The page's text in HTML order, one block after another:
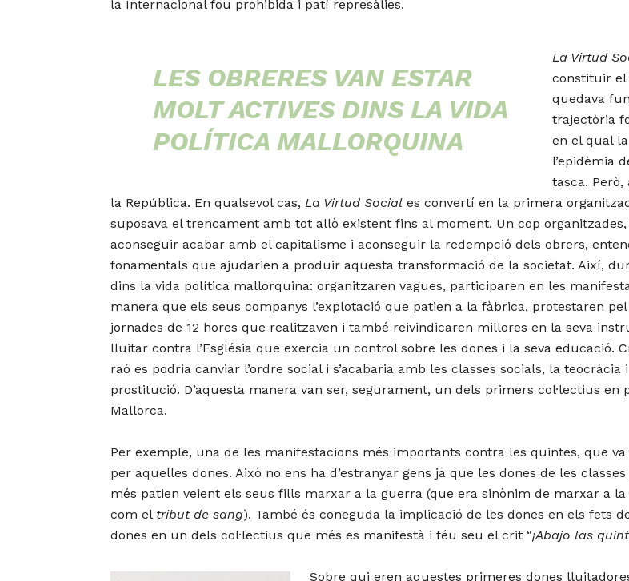
la Internacional fou prohibida i patí represàlies.
LES OBRERES VAN ESTAR
MOLT ACTIVES DINS LA VIDA
POLÍTICA MALLORQUINA
La Virtud
constituir el
quedava
trajectòria
en el qual
l’epidèmia
tasca.
la República. En qualsevol cas, La Virtud Social es convertí en la primera
suposava el trencament amb tot allò existent fins al moment. Un cop
aconseguir acabar amb el capitalisme i aconseguir la redempció dels obrers,
fonamentals que ajudarien a produir aquesta transformació de la societat. Així,
dins la vida política mallorquina: organitzaren vagues, participaren en les
manera que els seus companys l’explotació que patien a la fàbrica, protestaren
jornades de 12 hores que realitzaven i també reivindicaren millores en la seva
lluitar contra l’Església que exercia un control sobre les dones i la seva educació.
raó es podria canviar l’ordre social i s’acabaria amb les classes socials, la
prostitució. D’aquesta manera van ser, segurament, un dels primers col·lectius
Mallorca.
Per exemple, una de les manifestacions més importants contra les quintes, que
per aquelles dones. Això no ens ha d’estranyar gens ja que les dones de les
més patien veient els seus fills marxar a la guerra (que era sinònim de marxar a
com el tribut de sang). També és coneguda la implicació de les dones en els fets
dones en un dels col·lectius que més es manifestà i féu seu el crit “¡Abajo las
Sobre qui eren aquestes primeres dones